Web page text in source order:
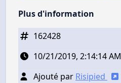
Plus d'information
162428
10/21/2019, 2:14:14 AM
Ajouté par Risipied